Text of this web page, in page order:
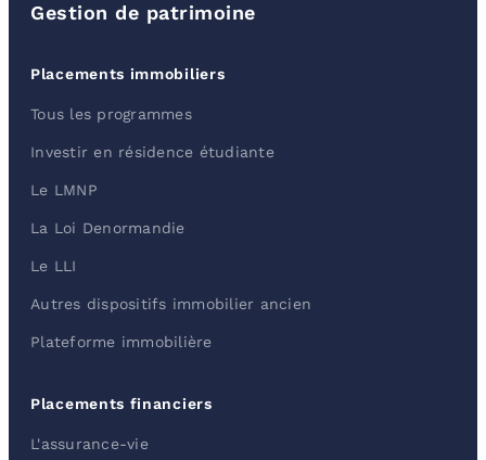
Gestion de patrimoine
Placements immobiliers
Tous les programmes
Investir en résidence étudiante
Le LMNP
La Loi Denormandie
Le LLI
Autres dispositifs immobilier ancien
Plateforme immobilière
Placements financiers
L'assurance-vie